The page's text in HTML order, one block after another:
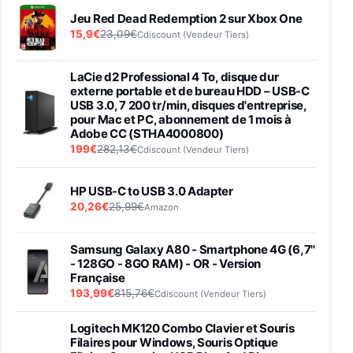
Jeu Red Dead Redemption 2 sur Xbox One
15,9€23,09€Cdiscount (Vendeur Tiers)
LaCie d2 Professional 4 To, disque dur
externe portable et de bureau HDD – USB-C
USB 3.0, 7 200 tr/min, disques d'entreprise,
pour Mac et PC, abonnement de 1 mois à
Adobe CC (STHA4000800)
199€282,13€Cdiscount (Vendeur Tiers)
HP USB-C to USB 3.0 Adapter
20,26€25,99€Amazon
Samsung Galaxy A80 - Smartphone 4G (6,7''
- 128GO - 8GO RAM) - OR - Version
Française
193,99€815,76€Cdiscount (Vendeur Tiers)
Logitech MK120 Combo Clavier et Souris
Filaires pour Windows, Souris Optique